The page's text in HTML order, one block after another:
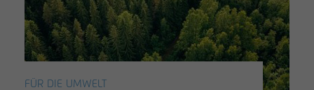
FÜR DIE UMWELT